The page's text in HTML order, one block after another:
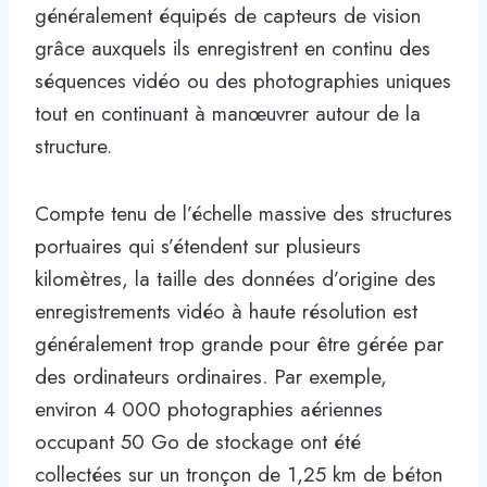
généralement équipés de capteurs de vision
grâce auxquels ils enregistrent en continu des
séquences vidéo ou des photographies uniques
tout en continuant à manœuvrer autour de la
structure.
Compte tenu de l’échelle massive des structures
portuaires qui s’étendent sur plusieurs
kilomètres, la taille des données d’origine des
enregistrements vidéo à haute résolution est
généralement trop grande pour être gérée par
des ordinateurs ordinaires. Par exemple,
environ 4 000 photographies aériennes
occupant 50 Go de stockage ont été
collectées sur un tronçon de 1,25 km de béton